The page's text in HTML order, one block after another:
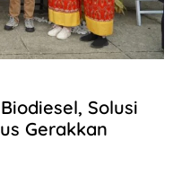
Solusi
Gerakkan